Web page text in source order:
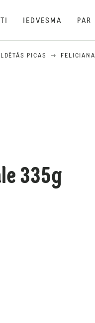
IEDVESMA PAR
PICAS FELICIANA
335g